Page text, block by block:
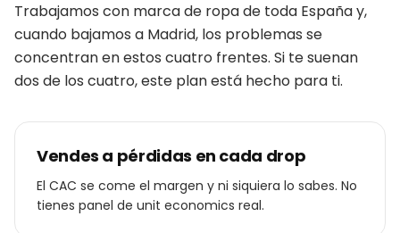
Trabajamos con marca de ropade toda España y,
cuando bajamos a Madrid, los problemas se
concentran en estos cuatro frentes. Si te suenan
dos de los cuatro, este plan está hecho para ti.
Vendes a pérdidas en cada drop
El CAC se come el margen y ni siquiera lo sabes. No
tienes panel de unit economics real.